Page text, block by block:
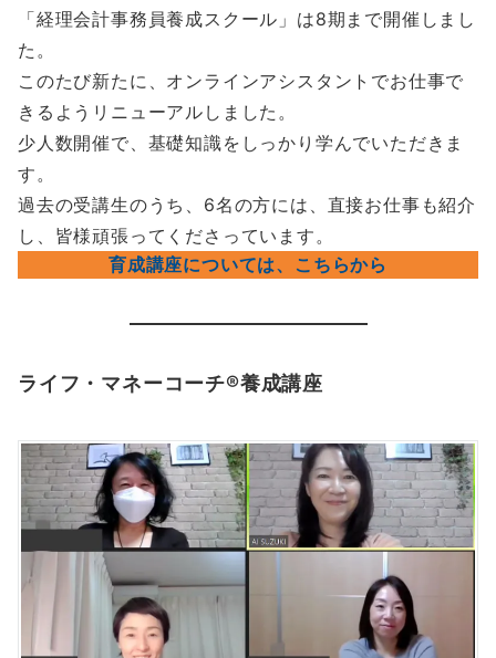
「経理会計事務員養成スクール」は8期まで開催しまし
た。
このたび新たに、オンラインアシスタントでお仕事で
きるようリニューアルしました。
少人数開催で、基礎知識をしっかり学んでいただきま
す。
過去の受講生のうち、6名の方には、直接お仕事も紹介
し、皆様頑張ってくださっています。
育成講座については、こちらから
ライフ・マネーコーチ®︎養成講座